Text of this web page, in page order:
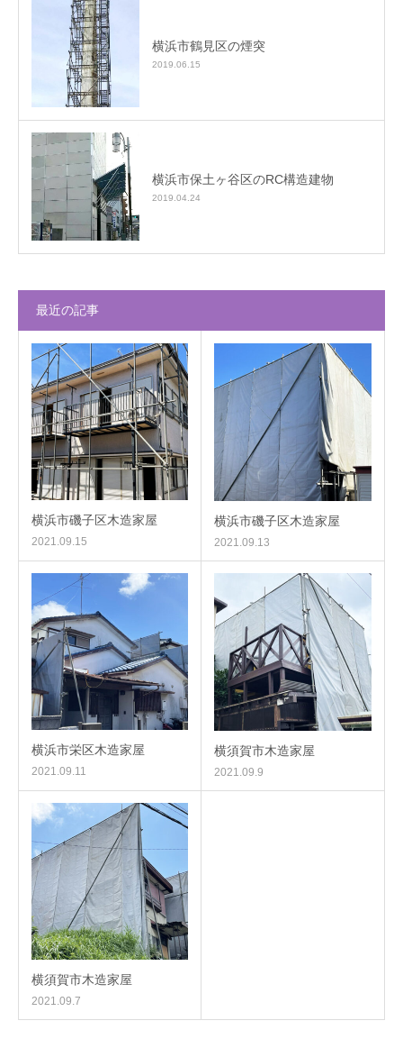
横浜市鶴見区の煙突
2019.06.15
横浜市保土ヶ谷区のRC構造建物
2019.04.24
最近の記事
横浜市磯子区木造家屋
2021.09.15
横浜市磯子区木造家屋
2021.09.13
横浜市栄区木造家屋
2021.09.11
横須賀市木造家屋
2021.09.9
横須賀市木造家屋
2021.09.7